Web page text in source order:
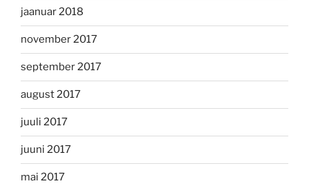
jaanuar 2018
november 2017
september 2017
august 2017
juuli 2017
juuni 2017
mai 2017